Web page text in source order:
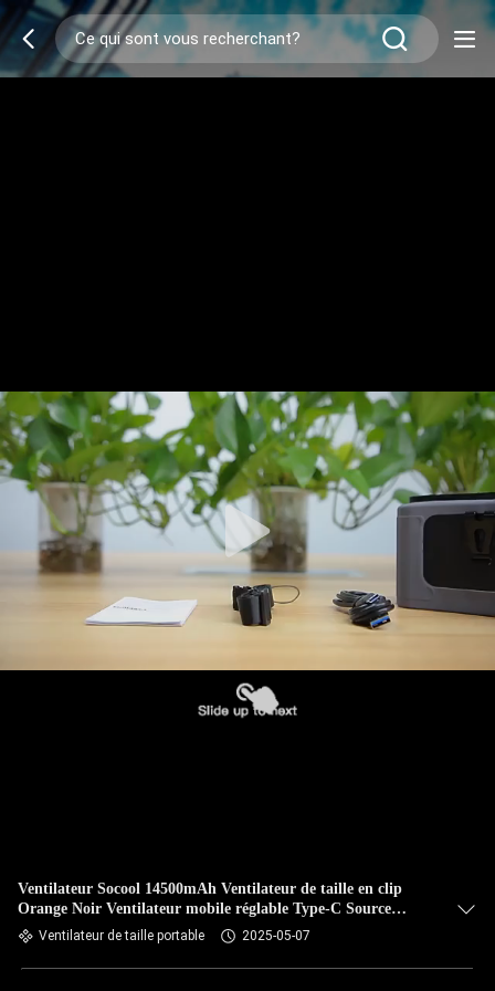
Ventilateur Socool 14500mAh Ventilateur de taille en clip
Orange Noir Ventilateur mobile réglable Type-C Source
d'alimentation pour une solution de refroidissement portable
Ventilateur de trépied extérieur
Ventilateur de taille portable 2025-05-07